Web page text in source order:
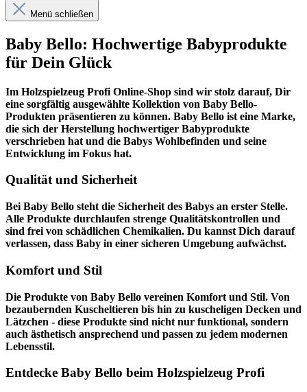
Menü schließen
Baby Bello: Hochwertige Babyprodukte
für Dein Glück
Im Holzspielzeug Profi Online-Shop sind wir stolz darauf, Dir
eine sorgfältig ausgewählte Kollektion von Baby Bello-
Produkten präsentieren zu können. Baby Bello ist eine Marke,
die sich der Herstellung hochwertiger Babyprodukte
verschrieben hat und die Babys Wohlbefinden und seine
Entwicklung im Fokus hat.
Qualität und Sicherheit
Bei Baby Bello steht die Sicherheit des Babys an erster Stelle.
Alle Produkte durchlaufen strenge Qualitätskontrollen und
sind frei von schädlichen Chemikalien. Du kannst Dich darauf
verlassen, dass Baby in einer sicheren Umgebung aufwächst.
Komfort und Stil
Die Produkte von Baby Bello vereinen Komfort und Stil. Von
bezaubernden Kuscheltieren bis hin zu kuscheligen Decken und
Lätzchen - diese Produkte sind nicht nur funktional, sondern
auch ästhetisch ansprechend und passen zu jedem modernen
Lebensstil.
Entdecke Baby Bello beim Holzspielzeug Profi